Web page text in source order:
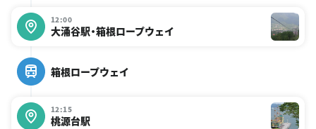
12:00
大涌谷駅・箱根ロープウェイ
箱根ロープウェイ
12:15
桃源台駅